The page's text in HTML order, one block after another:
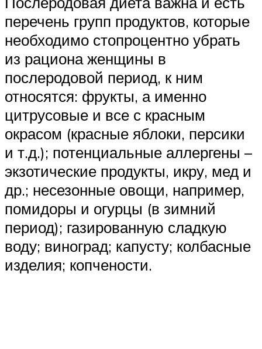
перечень групп продуктов, которые
необходимо стопроцентно убрать
из рациона женщины в
послеродовой период, к ним
относятся: фрукты, а именно
цитрусовые и все с красным
окрасом (красные яблоки, персики
и т.д.); потенциальные аллергены –
экзотические продукты, икру, мед и
др.; несезонные овощи, например,
помидоры и огурцы (в зимний
период); газированную сладкую
воду; виноград; капусту; колбасные
изделия; копчености.